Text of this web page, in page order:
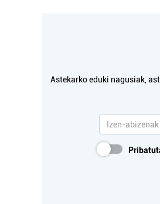
Astekarko eduki nagusiak,